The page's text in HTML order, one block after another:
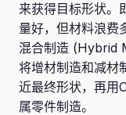
来获得目标形状。
量好，但材料浪费
混合制造 (Hybrid
将增材制造和减材
近最终形状，再用
属零件制造。